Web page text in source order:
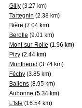
Gilly (3.27 km)
Tartegnin (2.38 km)
Bière (7.04 km)
Berolle (9.01 km)
Mont-sur-Rolle (1.96 km)
Pizy (2.44 km)
Montherod (3.74 km)
Féchy (3.85 km)
Ballens (8.95 km)
Aubonne (5.34 km)
L'Isle (16.54 km)